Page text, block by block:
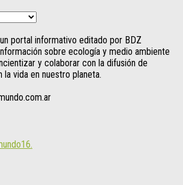
portal informativo editado por BDZ
sobre ecología y medio ambiente
y colaborar con la difusión de
vida en nuestro planeta.